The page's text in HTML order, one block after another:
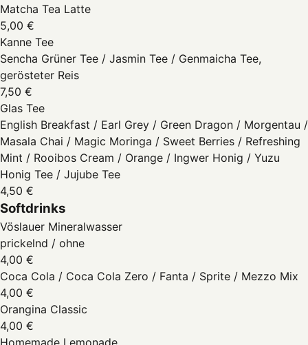
Matcha Tea Latte
5,00 €
Kanne Tee
Sencha Grüner Tee / Jasmin Tee / Genmaicha Tee,
gerösteter Reis
7,50 €
Glas Tee
English Breakfast / Earl Grey / Green Dragon / Morgentau /
Masala Chai / Magic Moringa / Sweet Berries / Refreshing
Mint / Rooibos Cream / Orange / Ingwer Honig / Yuzu
Honig Tee / Jujube Tee
4,50 €
Softdrinks
Vöslauer Mineralwasser
prickelnd / ohne
4,00 €
Coca Cola / Coca Cola Zero / Fanta / Sprite / Mezzo Mix
4,00 €
Orangina Classic
4,00 €
Homemade Lemonade